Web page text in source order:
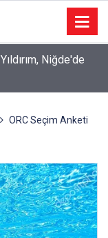
Niğde'de
ORC Seçim Anketi